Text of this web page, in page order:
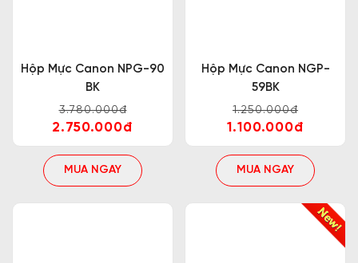
Hộp Mực Canon NPG-90
BK
3.780.000đ
2.750.000đ
MUA NGAY
Hộp Mực Canon NGP-
59BK
1.250.000đ
1.100.000đ
MUA NGAY